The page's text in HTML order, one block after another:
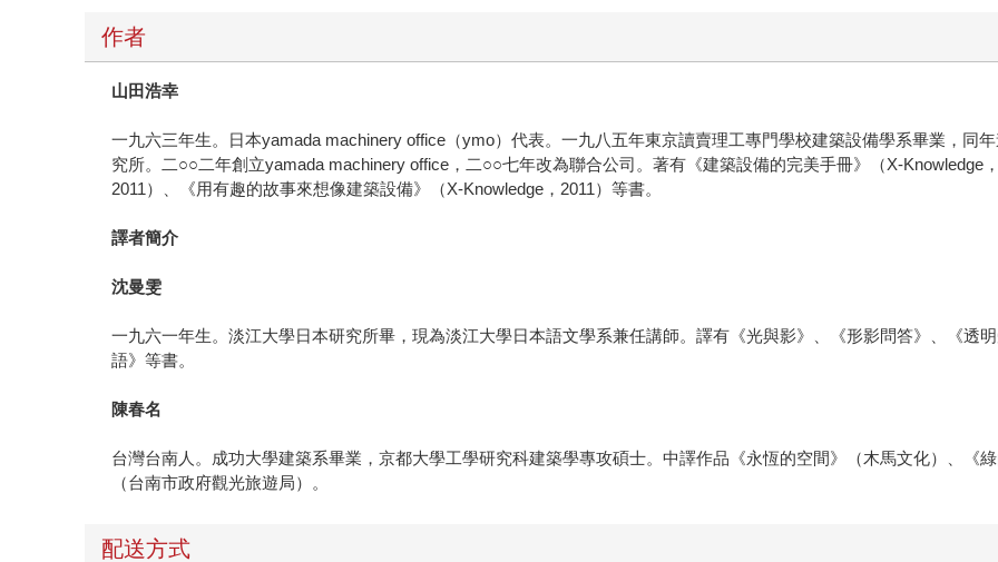
作者
山田浩幸
一九六三年生。日本yamada machinery office（ymo）代表。一九八五年東京讀賣理工專門學校建築設備學系畢業，同
究所。二○○二年創立yamada machinery office，二○○七年改為聯合公司。著有《建築設備的完美手冊》（X-Knowledge
2011）、《用有趣的故事來想像建築設備》（X-Knowledge，2011）等書。
譯者簡介
沈曼雯
一九六一年生。淡江大學日本研究所畢，現為淡江大學日本語文學系兼任講師。譯有《光與影》、《形影問答》、《透
語》等書。
陳春名
台灣台南人。成功大學建築系畢業，京都大學工學研究科建築學專攻碩士。中譯作品《永恆的空間》（木馬文化）、《
（台南市政府觀光旅遊局）。
配送方式